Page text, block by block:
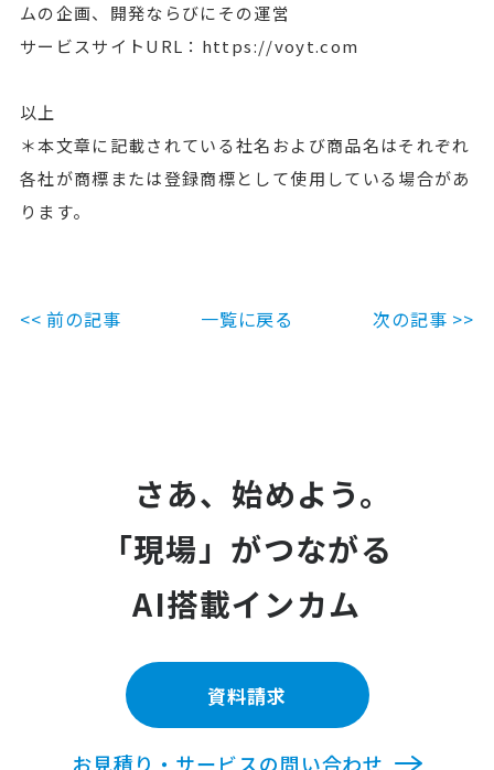
ムの企画、開発ならびにその運営
サービスサイトURL：https://voyt.com
以上
＊本文章に記載されている社名および商品名はそれぞれ
各社が商標または登録商標として使用している場合があ
ります。
<< 前の記事 一覧に戻る 次の記事 >>
さあ、始めよう。
「現場」がつながる
AI搭載インカム
資料請求
お見積り・サービスの問い合わせ